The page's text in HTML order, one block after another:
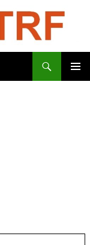
CFDT Education Formation Recherche Publiques Académie de Toulouse – ITRF